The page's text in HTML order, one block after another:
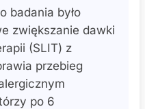
badania było
zwiększanie dawki
(SLIT) z
przebieg
po 6